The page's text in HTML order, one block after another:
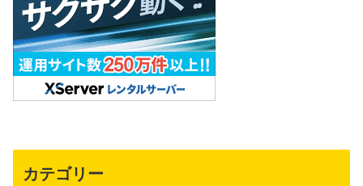
カテゴリー